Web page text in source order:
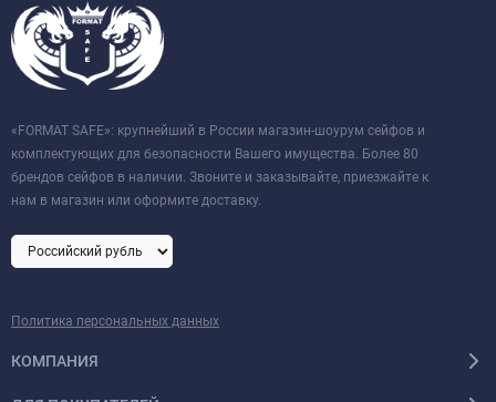
«FORMAT SAFE»: крупнейший в России магазин-шоурум сейфов и
комплектующих для безопасности Вашего имущества. Более 80
брендов сейфов в наличии. Звоните и заказывайте, приезжайте к
нам в магазин или оформите доставку.
Политика персональных данных
КОМПАНИЯ